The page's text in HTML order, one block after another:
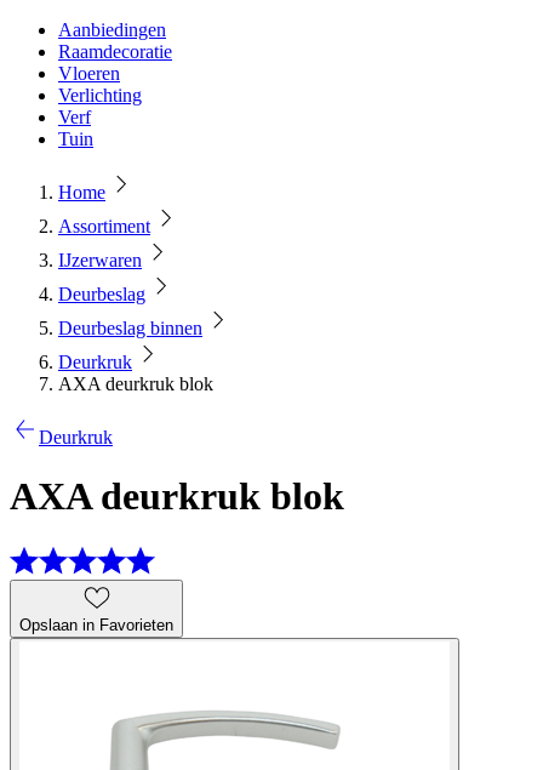
Aanbiedingen
Raamdecoratie
Vloeren
Verlichting
Verf
Tuin
Home
Assortiment
IJzerwaren
Deurbeslag
Deurbeslag binnen
Deurkruk
AXA deurkruk blok
Deurkruk
AXA deurkruk blok
Opslaan in Favorieten